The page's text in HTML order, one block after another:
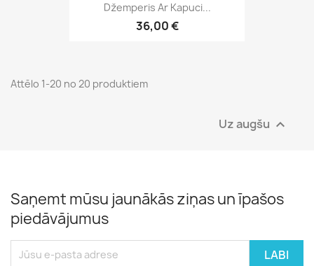
Džemperis Ar Kapuci...
36,00 €
Attēlo 1-20 no 20 produktiem
Uz augšu 
Saņemt mūsu jaunākās ziņas un īpašos
piedāvājumus